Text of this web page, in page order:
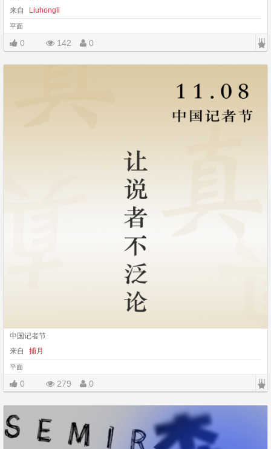
来自
Liuhongli
平面
0 142 0 |||
中国记者节
来自
捕月
平面
0 279 0 |||